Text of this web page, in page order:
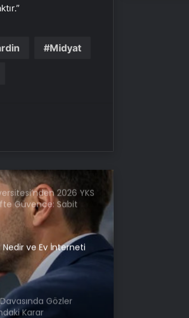
Midyat
SEO Ajansı ve Web
2026 YKS
Güvence: Sabit
Burs
ve Ev İnterneti
Davasında Gözler
Karar